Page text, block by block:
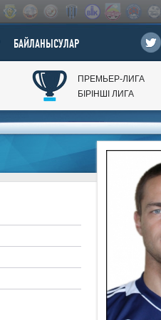
БАЙЛАНЫСУЛАР
ПРЕМЬЕР-ЛИГА
БIРIНШI ЛИГА